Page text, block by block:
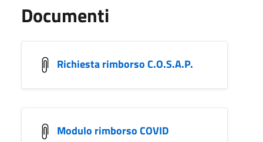
Documenti
Richiesta rimborso C.O.S.A.P.
Modulo rimborso COVID